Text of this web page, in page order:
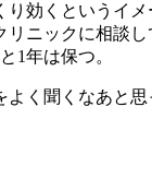
り効くというイ
リニックに相談
1年は保つ。
く聞くなあと思